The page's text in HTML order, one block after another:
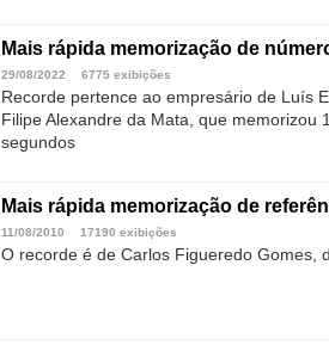
Mais rápida memorização de
29/08/2022 6775 exibições
Recorde pertence ao empresário de Luís
Filipe Alexandre da Mata, que memorizou
segundos
Mais rápida memorização de
11/08/2010 17190 exibições
O recorde é de Carlos Figueredo Gomes,